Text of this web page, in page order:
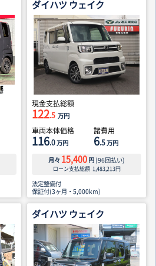
ダイハツ ウェイク
現金支払総額
122.5 万円
車両本体価格
116.0万円
諸費用
6.5万円
月々 15,400 円 (96回払い)
ローン支払総額 1,483,213円
法定整備付
保証付(3ヶ月・5,000km)
ダイハツ ウェイク